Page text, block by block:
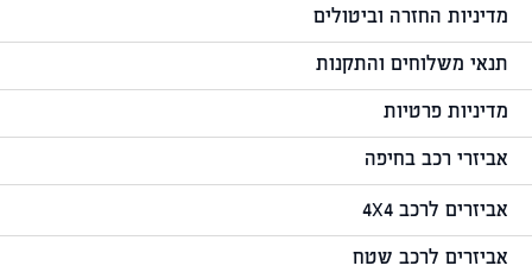
מדיניות החזרה וביטולים
תנאי משלוחים והתקנות
מדיניות פרטיות
אביזרי רכב בחיפה
אביזרים לרכב 4X4
אביזרים לרכב שטח